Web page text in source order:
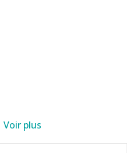
Voir plus